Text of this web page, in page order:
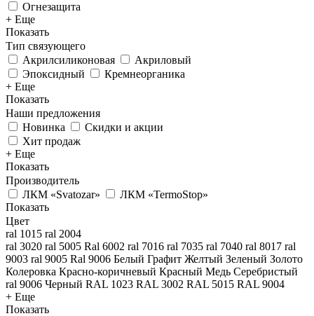
Огнезащита
+ Еще
Показать
Тип связующего
Акрилсиликоновая
Акриловый
Эпоксидный
Кремнеорганика
+ Еще
Показать
Наши предложения
Новинка
Скидки и акции
Хит продаж
+ Еще
Показать
Производитель
ЛКМ «Svatozar»
ЛКМ «TermoStop»
Показать
Цвет
ral 1015 ral 2004
ral 3020 ral 5005 Ral 6002 ral 7016 ral 7035 ral 7040 ral 8017 ral
9003 ral 9005 Ral 9006 Белый Графит Желтый Зеленый Золото
Колеровка Красно-коричневый Красный Медь Серебристый
ral 9006 Черный RAL 1023 RAL 3002 RAL 5015 RAL 9004
+ Еще
Показать